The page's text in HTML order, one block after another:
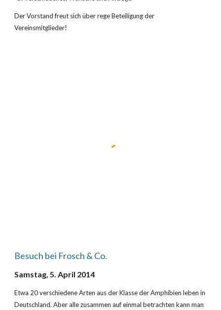
Der Vorstand freut sich über rege Beteiligung der
Vereinsmitglieder!
Besuch bei Frosch & Co.
Samstag, 5. April 2014
Etwa 20 verschiedene Arten aus der Klasse der Amphibien leben in
Deutschland. Aber alle zusammen auf einmal betrachten kann man